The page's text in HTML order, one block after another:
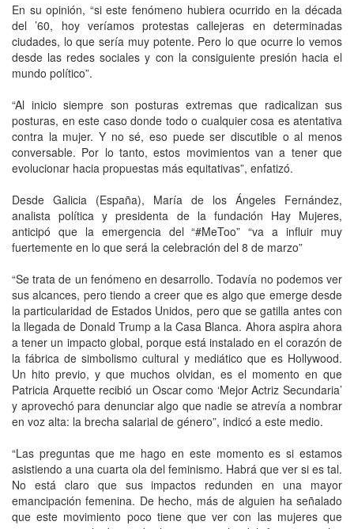
En su opinión, “si este fenómeno hubiera ocurrido en la década
del ’60, hoy veríamos protestas callejeras en determinadas
ciudades, lo que sería muy potente. Pero lo que ocurre lo vemos
desde las redes sociales y con la consiguiente presión hacia el
mundo político”.
“Al inicio siempre son posturas extremas que radicalizan sus
posturas, en este caso donde todo o cualquier cosa es atentativa
contra la mujer. Y no sé, eso puede ser discutible o al menos
conversable. Por lo tanto, estos movimientos van a tener que
evolucionar hacia propuestas más equitativas”, enfatizó.
Desde Galicia (España), María de los Ángeles Fernández,
analista política y presidenta de la fundación Hay Mujeres,
anticipó que la emergencia del “#MeToo” “va a influir muy
fuertemente en lo que será la celebración del 8 de marzo”
“Se trata de un fenómeno en desarrollo. Todavía no podemos ver
sus alcances, pero tiendo a creer que es algo que emerge desde
la particularidad de Estados Unidos, pero que se gatilla antes con
la llegada de Donald Trump a la Casa Blanca. Ahora aspira ahora
a tener un impacto global, porque está instalado en el corazón de
la fábrica de simbolismo cultural y mediático que es Hollywood.
Un hito previo, y que muchos olvidan, es el momento en que
Patricia Arquette recibió un Oscar como ‘Mejor Actriz Secundaria’
y aprovechó para denunciar algo que nadie se atrevía a nombrar
en voz alta: la brecha salarial de género”, indicó a este medio.
“Las preguntas que me hago en este momento es si estamos
asistiendo a una cuarta ola del feminismo. Habrá que ver si es tal.
No está claro que sus impactos redunden en una mayor
emancipación femenina. De hecho, más de alguien ha señalado
que este movimiento poco tiene que ver con las mujeres que